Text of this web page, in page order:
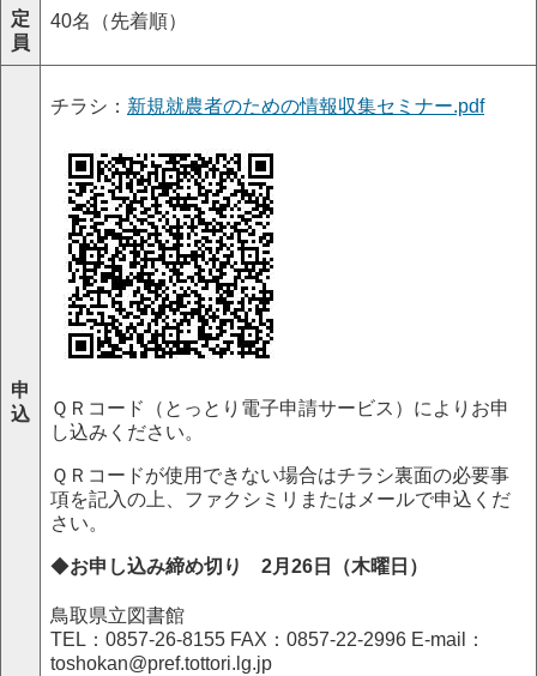
定
員
40名（先着順）
申
込
チラシ： 新規就農者のための情報収集セミナー.pdf
ＱＲコード（とっとり電子申請サービス）によりお申
し込みください。
ＱＲコードが使用できない場合はチラシ裏面の必要事
項を記入の上、ファクシミリまたはメールで申込くだ
さい。
◆お申し込み締め切り 2月26日（木曜日）
鳥取県立図書館
TEL：0857-26-8155 FAX：0857-22-2996 E-mail：
toshokan@pref.tottori.lg.jp